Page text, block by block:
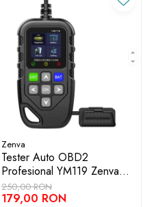
Zenva
Tester Auto OBD2
Profesional YM119 Zenva -
Model 2025, Diagnoza
Motor si Test Baterie
250,00 RON
179,00 RON